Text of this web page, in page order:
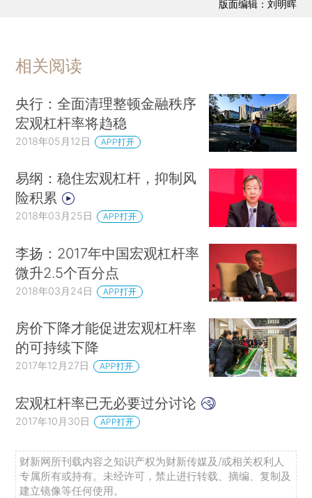
版面编辑：刘明晖
相关阅读
央行：全面清理整顿金融秩序
宏观杠杆率将趋稳
2018年05月12日 APP打开
易纲：稳住宏观杠杆，抑制风
险积累
2018年03月25日 APP打开
李扬：2017年中国宏观杠杆率
微升2.5个百分点
2018年03月24日 APP打开
房价下降才能促进宏观杠杆率
的可持续下降
2017年12月27日 APP打开
宏观杠杆率已无必要过分讨论
2017年10月30日 APP打开
财新网所刊载内容之知识产权为财新传媒及/或相关权利人
专属所有或持有。未经许可，禁止进行转载、摘编、复制及
建立镜像等任何使用。